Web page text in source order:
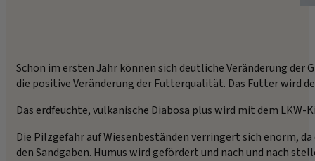
Schon im ersten Jahr können sich deutliche Veränderung der
die positive Veränderung der Futterqualität. Das Futter wird
Das erdfeuchte, vulkanische Diabosa plus wird mit dem
Die Pilzgefahr auf Wiesenbeständen verringert sich enorm,
den Sandgaben. Humus wird gefördert und nach und nach